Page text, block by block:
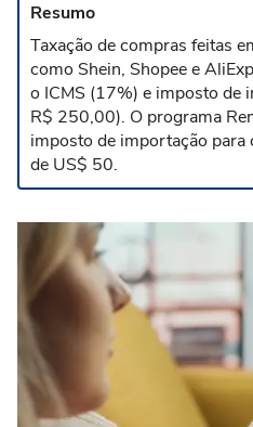
Resumo
Taxação de compras feitas
como Shein, Shopee e
o ICMS (17%) e imposto de
R$ 250,00). O programa
imposto de importação
de US$ 50.